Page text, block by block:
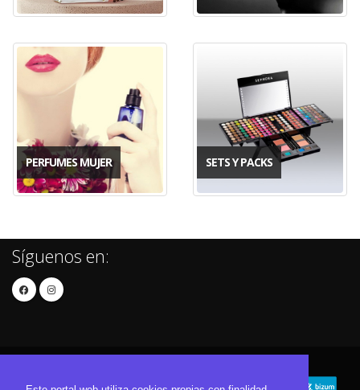
PERFUMES MUJER SETS Y PACKS
Síguenos en: